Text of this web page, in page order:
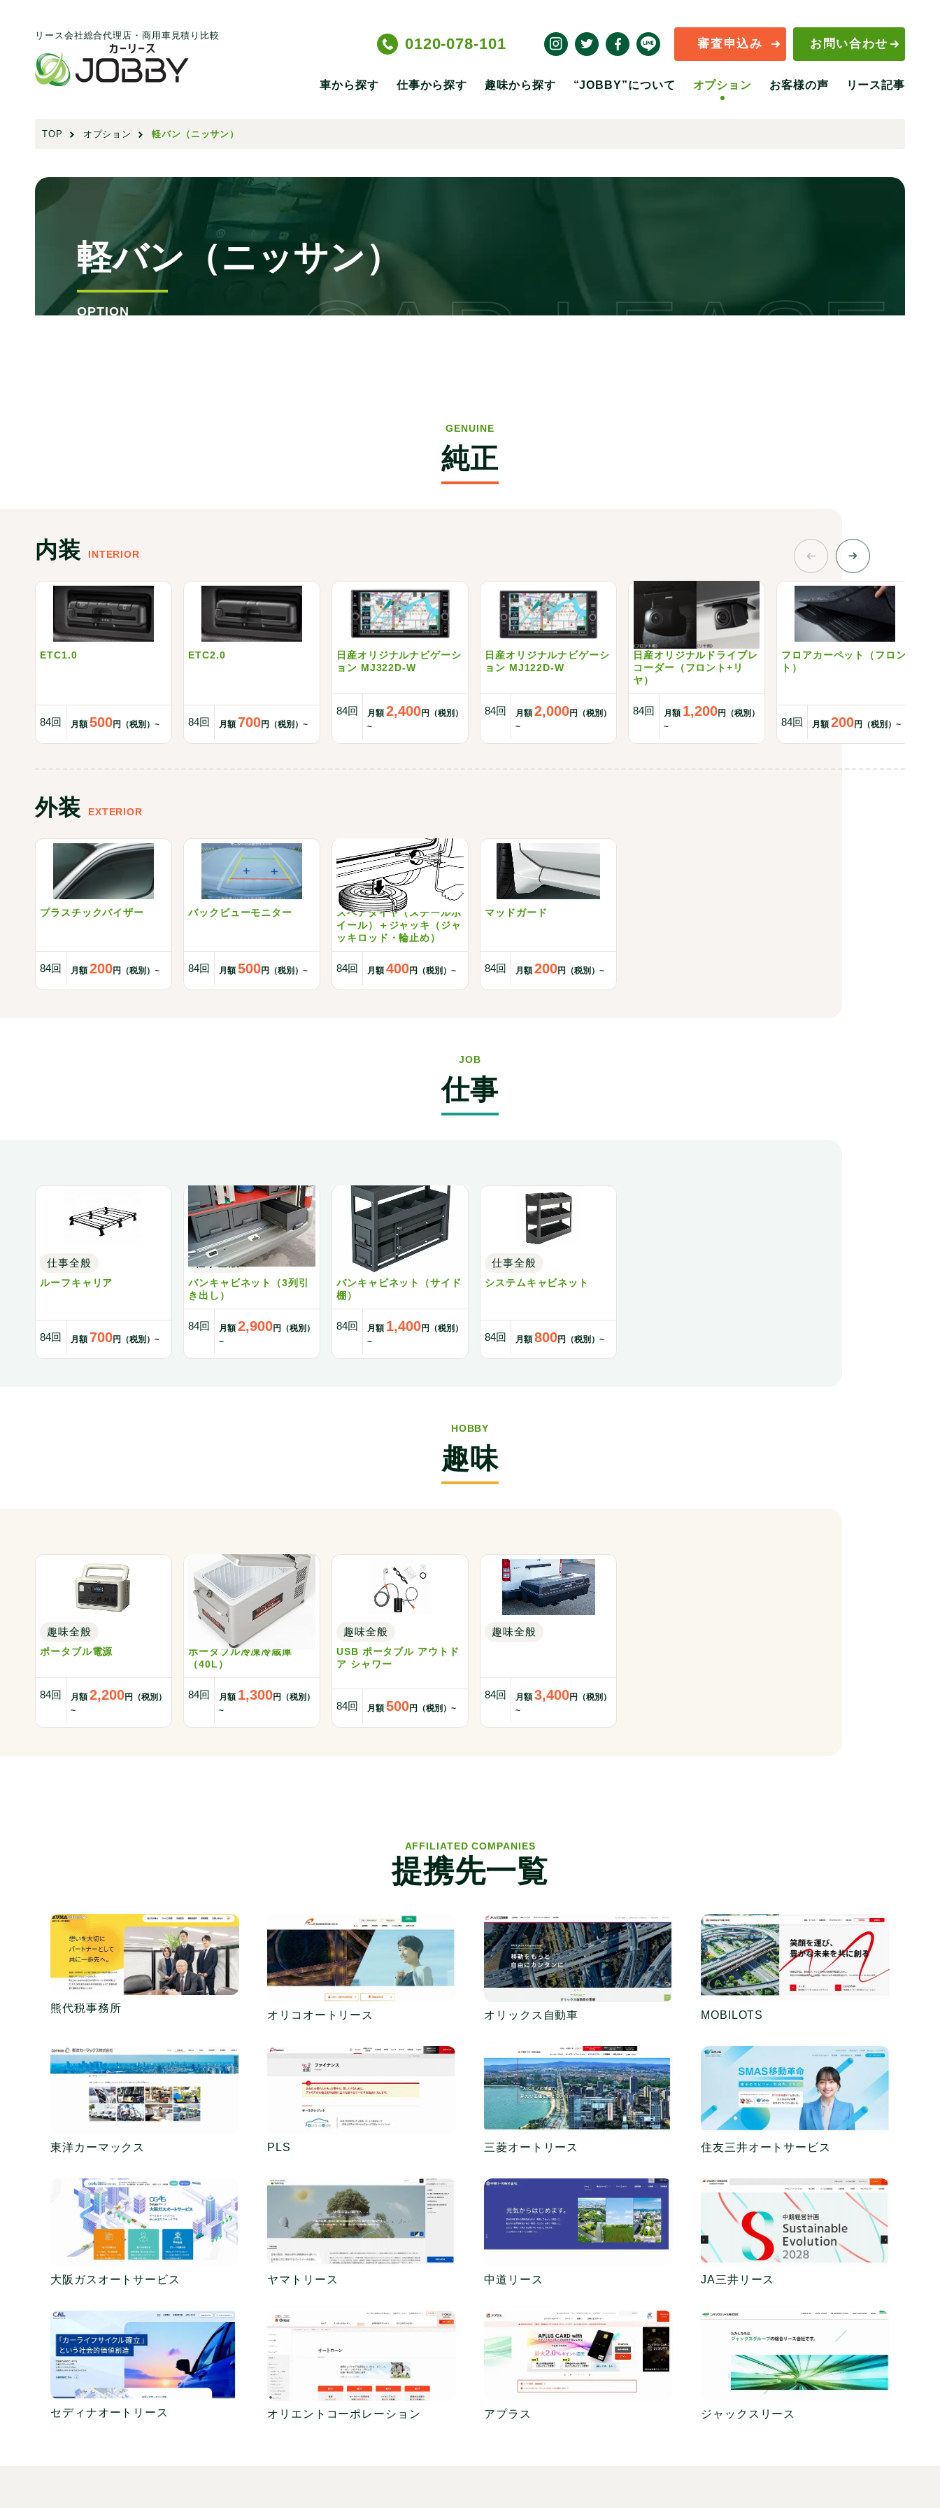
リース会社総合代理店・商用車見積り比較 0120-078-101 審査申込み お問い合わせ
車から探す 仕事から探す 趣味から探す “JOBBY”について オプション お客様の声 リース記事
TOP オプション 軽バン（ニッサン）
軽バン（ニッサン）
OPTION CAR LEASE
GENUINE
純正
内装 INTERIOR
ETC1.0
84回 月額500円（税別）~
ETC2.0
84回 月額700円（税別）~
日産オリジナルナビゲーシ
ョン MJ322D-W
84回 月額2,400円（税別）
~
日産オリジナルナビゲーシ
ョン MJ122D-W
84回 月額2,000円（税別）
~
日産オリジナルドライブレ
コーダー（フロント+リ
ヤ）
84回 月額 1,200円（税別）
~
フロアカーペット（フロン
ト）
84回 月額200円（税別）~
外装 EXTERIOR
プラスチックバイザー
84回 月額200円（税別）~
バックビューモニター
84回 月額500円（税別）~
スペアタイヤ（スチールホ
イール）＋ジャッキ（ジャ
ッキロッド・輪止め）
84回 月額400円（税別）~
マッドガード
84回 月額200円（税別）~
JOB
仕事
仕事全般
ルーフキャリア
84回 月額700円（税別）~
仕事全般
バンキャビネット（3列引
き出し）
84回 月額2,900円（税別）
~
仕事全般
バンキャビネット（サイド
棚）
84回 月額 1,400円（税別）
~
仕事全般
システムキャビネット
84回 月額800円（税別）~
HOBBY
趣味
趣味全般
ポータブル電源
84回 月額2,200円（税別）
~
趣味全般
ポータブル冷凍冷蔵庫
（40L）
84回 月額 1,300円（税別）
~
趣味全般
USB ポータブル アウトド
ア シャワー
84回 月額500円（税別）~
趣味全般
84回 月額3,400円（税別）
~
AFFILIATED COMPANIES
提携先一覧
熊代税事務所
オリコオートリース オリックス自動車 MOBILOTS
東洋カーマックス PLS 三菱オートリース 住友三井オートサービス
大阪ガスオートサービス ヤマトリース 中道リース JA三井リース
セディナオートリース オリエントコーポレーション アプラス ジャックスリース